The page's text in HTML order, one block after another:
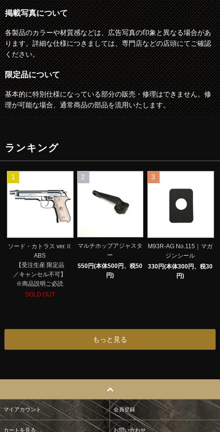
掲載写真について
各製品のカラーや材質感などは、広告写真の印象と異なる場合があ
ります。詳細な仕様につきましては、専門店などの店頭にてご確認
ください。
限定品について
基本的に特別仕様になっている部分の販売・修理はできません。修
理が可能な場合、通常商品の部品を流用いたします。
ランキング
1
ソード・カトラス ver.Ⅱ
ABS
【受注生産 限定品
／キャンセル不可】
※商品説明ご必読
SOLD OUT
2
マルチホップアジャスタ
ー
550円(本体500円、税50
円)
3
M93R-AG No.115｜マガ
ジンシール
330円(本体300円、税30
円)
もっと見る
マイアカウント 会員登録
カートを見る お問い合わせ